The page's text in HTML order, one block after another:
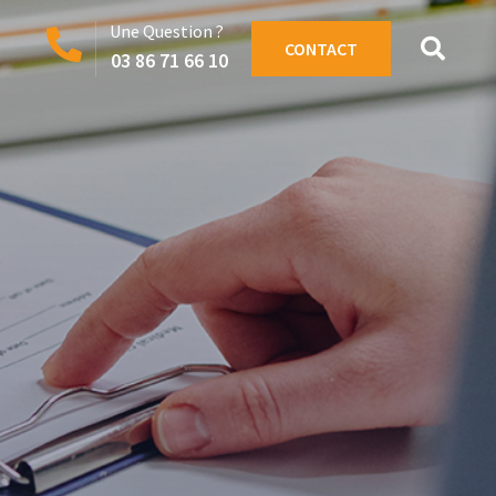
Une Question ?
03 86 71 66 10 CONTACT